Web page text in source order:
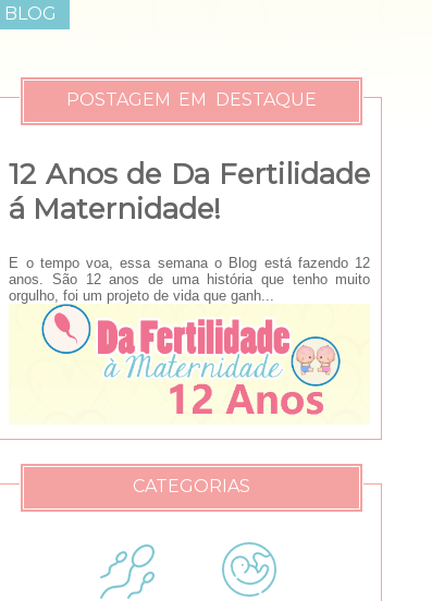
POSTAGEM EM DESTAQUE
12 Anos de Da Fertilidade
á Maternidade!
E o tempo voa, essa semana o Blog está fazendo 12
anos. São 12 anos de uma história que tenho muito
orgulho, foi um projeto de vida que ganh...
CATEGORIAS